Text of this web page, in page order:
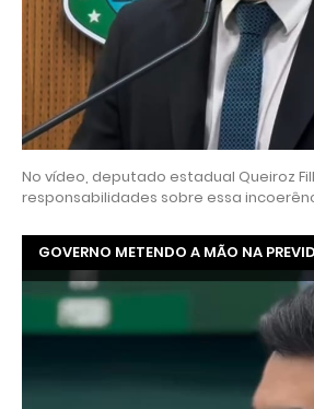
No vídeo, deputado estadual Queiroz
responsabilidades sobre essa
GOVERNO METENDO A MÃO NA